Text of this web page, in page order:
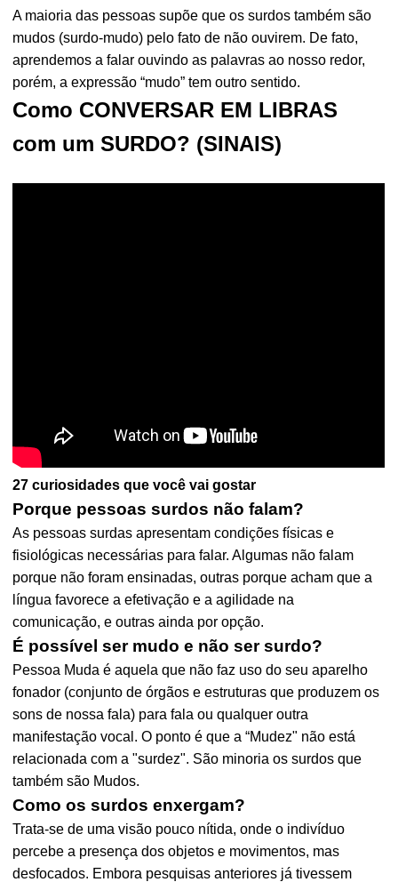
A maioria das pessoas supõe que os surdos também são
mudos (surdo-mudo) pelo fato de não ouvirem. De fato,
aprendemos a falar ouvindo as palavras ao nosso redor,
porém, a expressão “mudo” tem outro sentido.
Como CONVERSAR EM LIBRAS
com um SURDO? (SINAIS)
27 curiosidades que você vai gostar
Porque pessoas surdos não falam?
As pessoas surdas apresentam condições físicas e
fisiológicas necessárias para falar. Algumas não falam
porque não foram ensinadas, outras porque acham que a
língua favorece a efetivação e a agilidade na
comunicação, e outras ainda por opção.
É possível ser mudo e não ser surdo?
Pessoa Muda é aquela que não faz uso do seu aparelho
fonador (conjunto de órgãos e estruturas que produzem os
sons de nossa fala) para fala ou qualquer outra
manifestação vocal. O ponto é que a “Mudez" não está
relacionada com a "surdez". São minoria os surdos que
também são Mudos.
Como os surdos enxergam?
Trata-se de uma visão pouco nítida, onde o indivíduo
percebe a presença dos objetos e movimentos, mas
desfocados. Embora pesquisas anteriores já tivessem